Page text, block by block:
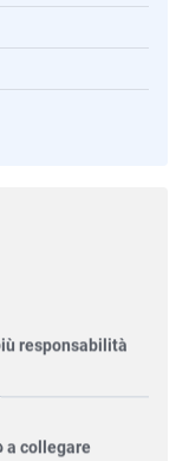
responsabilità
collegare